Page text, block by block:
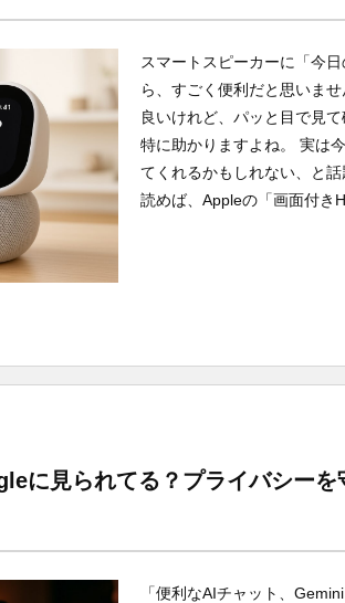
スマートスピーカーに「今
ら、すごく便利だと思いま
良いけれど、パッと目で見
特に助かりますよね。 実は
てくれるかもしれない、と
読めば、Appleの「画面付き
に見られてる？プライバシーを
「便利なAIチャット、